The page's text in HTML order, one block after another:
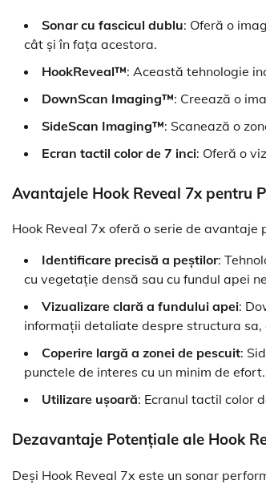
Sonar cu fascicul dublu: Oferă o
cât și în fața acestora.
HookReveal™: Această tehnologie
DownScan Imaging™: Creează o
SideScan Imaging™: Scanează o
Ecran tactil color de 7 inci: Oferă o
Avantajele Hook Reveal 7x pentru
Hook Reveal 7x oferă o serie de
Identificare precisă a peștilor:
cu vegetație densă sau cu fundul apei
Vizualizare clară a fundului apei:
informații detaliate despre structura
Coperire largă a zonei de pescuit:
punctele de interes cu un minim de efort.
Utilizare ușoară: Ecranul tactil color
Dezavantaje Potențiale ale Hook
Deși Hook Reveal 7x este un sonar